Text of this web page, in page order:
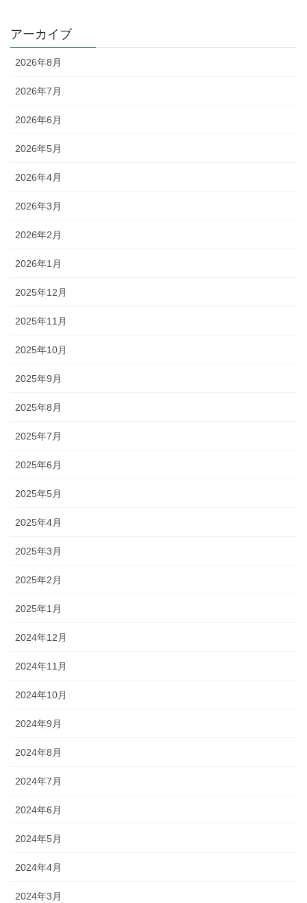
アーカイブ
2026年8月
2026年7月
2026年6月
2026年5月
2026年4月
2026年3月
2026年2月
2026年1月
2025年12月
2025年11月
2025年10月
2025年9月
2025年8月
2025年7月
2025年6月
2025年5月
2025年4月
2025年3月
2025年2月
2025年1月
2024年12月
2024年11月
2024年10月
2024年9月
2024年8月
2024年7月
2024年6月
2024年5月
2024年4月
2024年3月